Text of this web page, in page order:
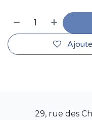
29, rue des